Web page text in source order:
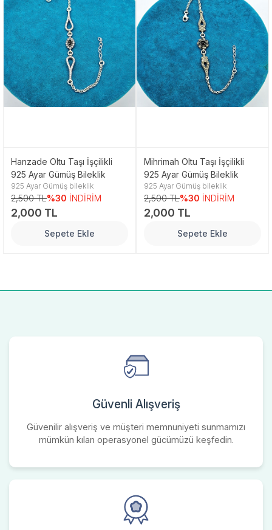
Hanzade Oltu Taşı İşçilikli
925 Ayar Gümüş Bileklik
925 Ayar Gümüş bileklik
2,500 TL%30 İNDİRİM
2,000 TL
Sepete Ekle
Mihrimah Oltu Taşı İşçilikli
925 Ayar Gümüş Bileklik
925 Ayar Gümüş bileklik
2,500 TL%30 İNDİRİM
2,000 TL
Sepete Ekle
Güvenli Alışveriş
Güvenilir alışveriş ve müşteri memnuniyeti sunmamızı
mümkün kılan operasyonel gücümüzü keşfedin.